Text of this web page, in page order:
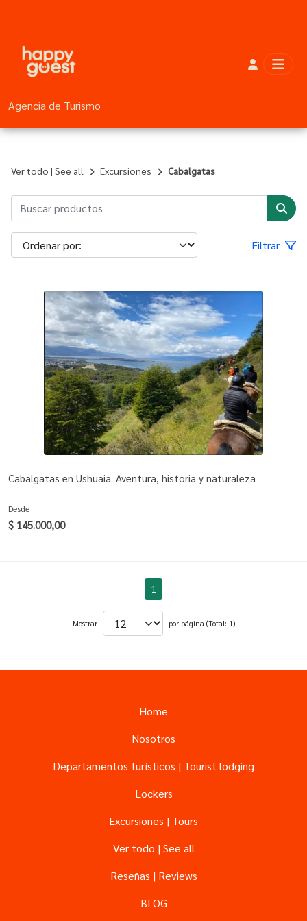
Agencia de Turismo
Ver todo | See all Excursiones Cabalgatas
Filtrar
Cabalgatas en Ushuaia. Aventura, historia y naturaleza
Desde
$ 145.000,00
1
Mostrar por página (Total: 1)
Home
Nosotros
Departamentos turísticos | Tourist lodging
Lockers
Excursiones | Tours
Ver todo | See all
Reseñas | Reviews
BLOG